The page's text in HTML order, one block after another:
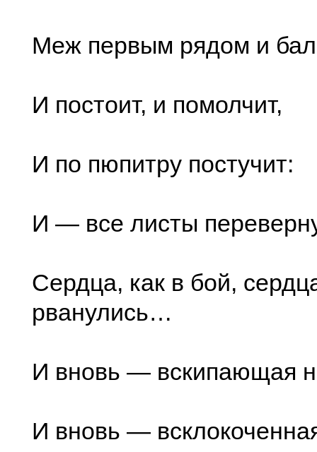
Меж первым рядом и
И постоит, и помолчит,
И по пюпитру постучит:
И — все листы
Сердца, как в бой,
рванулись…
И вновь — вскипающая
И вновь —